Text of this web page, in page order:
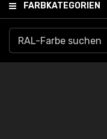
FARBKATEGORIEN